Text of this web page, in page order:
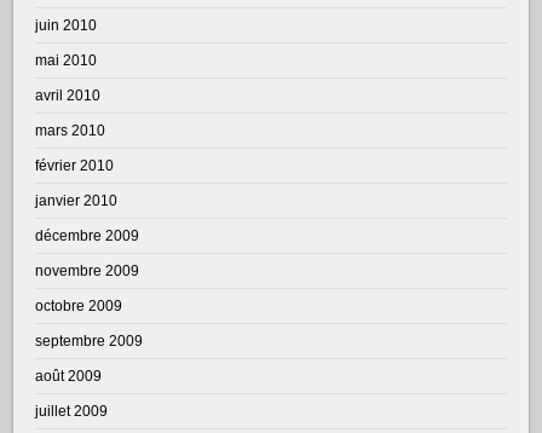
juin 2010
mai 2010
avril 2010
mars 2010
février 2010
janvier 2010
décembre 2009
novembre 2009
octobre 2009
septembre 2009
août 2009
juillet 2009